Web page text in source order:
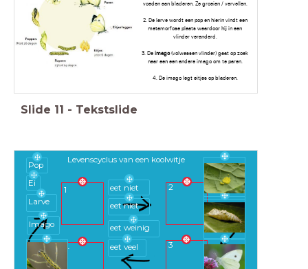
voeden aan bladeren. Ze groeien / vervellen.
2. De larve wordt een pop en hierin vindt een
metamorfose plaats waardoor hij in een
vlinder veranderd.
3. Deimago(volwassen vlinder) gaat op zoek
naar een een andere imago om te paren.
4. De imago legt eitjes op bladeren.
Slide 11 - Tekstslide
Levenscyclus van een koolwitje
1 2
3
4
Pop
Ei
Larve
Imago
eet niet
eet weinig
eet veel
eet niet